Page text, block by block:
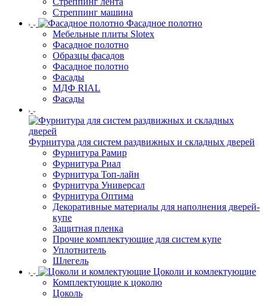
Стреппинг машина
Фасадное полотно
Мебельные плиты Slotex
Фасадное полотно
Образцы фасадов
Фасадное полотно
Фасады
МДФ RIAL
Фасады
Фурнитура для систем раздвижных и складных дверей
Фурнитура Рамир
Фурнитура Риал
Фурнитура Топ-лайн
Фурнитура Универсал
Фурнитура Оптима
Декоративные материалы для наполнения дверей-
купе
Защитная пленка
Прочие комплектующие для систем купе
Уплотнитель
Шлегель
Цоколи и комлектующие
Комплектующие к цоколю
Цоколь